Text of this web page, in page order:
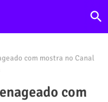
com mostra no Canal
com